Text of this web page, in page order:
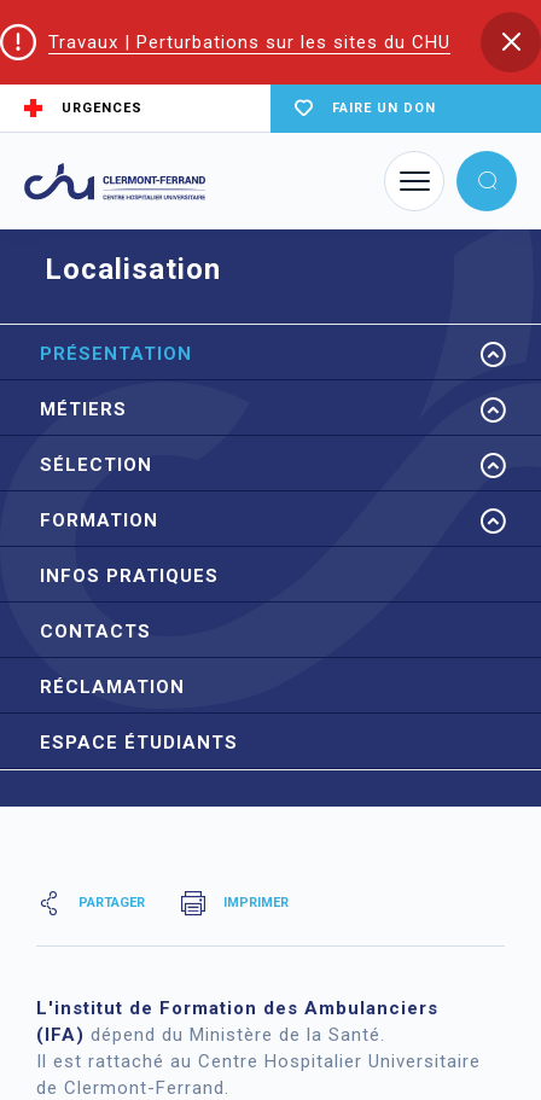
Travaux | Perturbations sur les sites du CHU
URGENCES FAIRE UN DON
Accueil
EIFS | Écoles et Instituts de Formation en Santé
IFA (Auxiliaire Ambulancier)
Localisation
PRÉSENTATION
MÉTIERS
SÉLECTION
FORMATION
INFOS PRATIQUES
CONTACTS
RÉCLAMATION
ESPACE ÉTUDIANTS
PARTAGER IMPRIMER
L'institut de Formation des Ambulanciers
(IFA) dépend du Ministère de la Santé.
Il est rattaché au Centre Hospitalier Universitaire
de Clermont-Ferrand.